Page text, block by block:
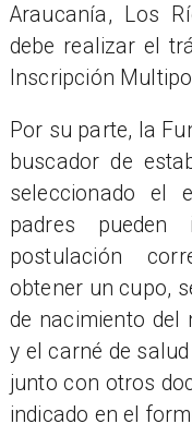
Araucanía, Los
debe realizar el
Inscripción
Por su parte, la
buscador de
seleccionado el
padres
postulación
obtener un cupo,
de nacimiento del
y el carné de
junto con otros
indicado en el